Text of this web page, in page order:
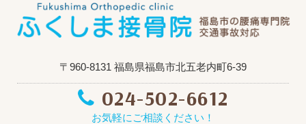
〒960-8131 福島県福島市北五老内町6-39
024-502-6612
お気軽にご相談ください！